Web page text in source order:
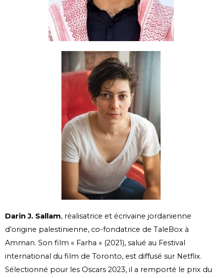
Darin J. Sallam, réalisatrice et écrivaine jordanienne
d’origine palestinienne, co-fondatrice de TaleBox à
Amman. Son film « Farha » (2021), salué au Festival
international du film de Toronto, est diffusé sur Netflix.
Sélectionné pour les Oscars 2023, il a remporté le prix du